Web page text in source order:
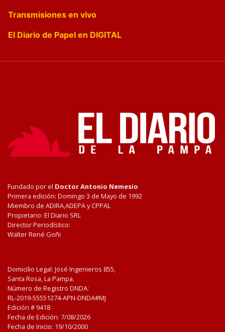
Transmisiones en vivo
El Diario de Papel en DIGITAL
Fundado por el Doctor Antonio Nemesio
Primera edición: Domingo 3 de Mayo de 1992
Miembro de ADIRA,ADEPA y CPPAL
Propietario: El Diario SRL
Director Periodístico:
Walter René Goñi
Domicilio Legal: José Ingenieros 855,
Santa Rosa, La Pampa.
Número de Registro DNDA:
RL-2019-55551274-APN-DNDA#MJ
Edición # 9418
Fecha de Edición: 7/08/2026
Fecha de Inicio: 19/10/2000